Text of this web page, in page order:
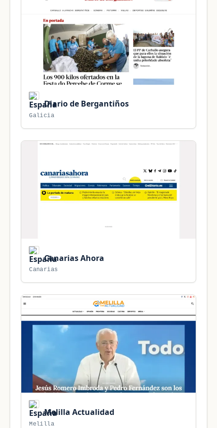
Diario de Bergantiños
Galicia
Canarias Ahora
Canarias
Melilla Actualidad
Melilla